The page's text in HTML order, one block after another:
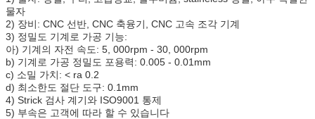
물자
2) 장비: CNC 선반, CNC 축융기, CNC 고속 조각 기계
3) 정밀도 기계로 가공 기능:
아) 기계의 자전 속도: 5, 000rpm - 30, 000rpm
b) 기계로 가공 정밀도 포용력: 0.005 - 0.01mm
c) 소밀 가치: < ra 0.2
d) 최소한도 절단 도구: 0.1mm
4) Strick 검사 계기와 ISO9001 통제
5) 부속은 고객에 따라 할 수 있습니다